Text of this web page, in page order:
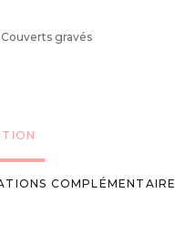
Couverts gravés